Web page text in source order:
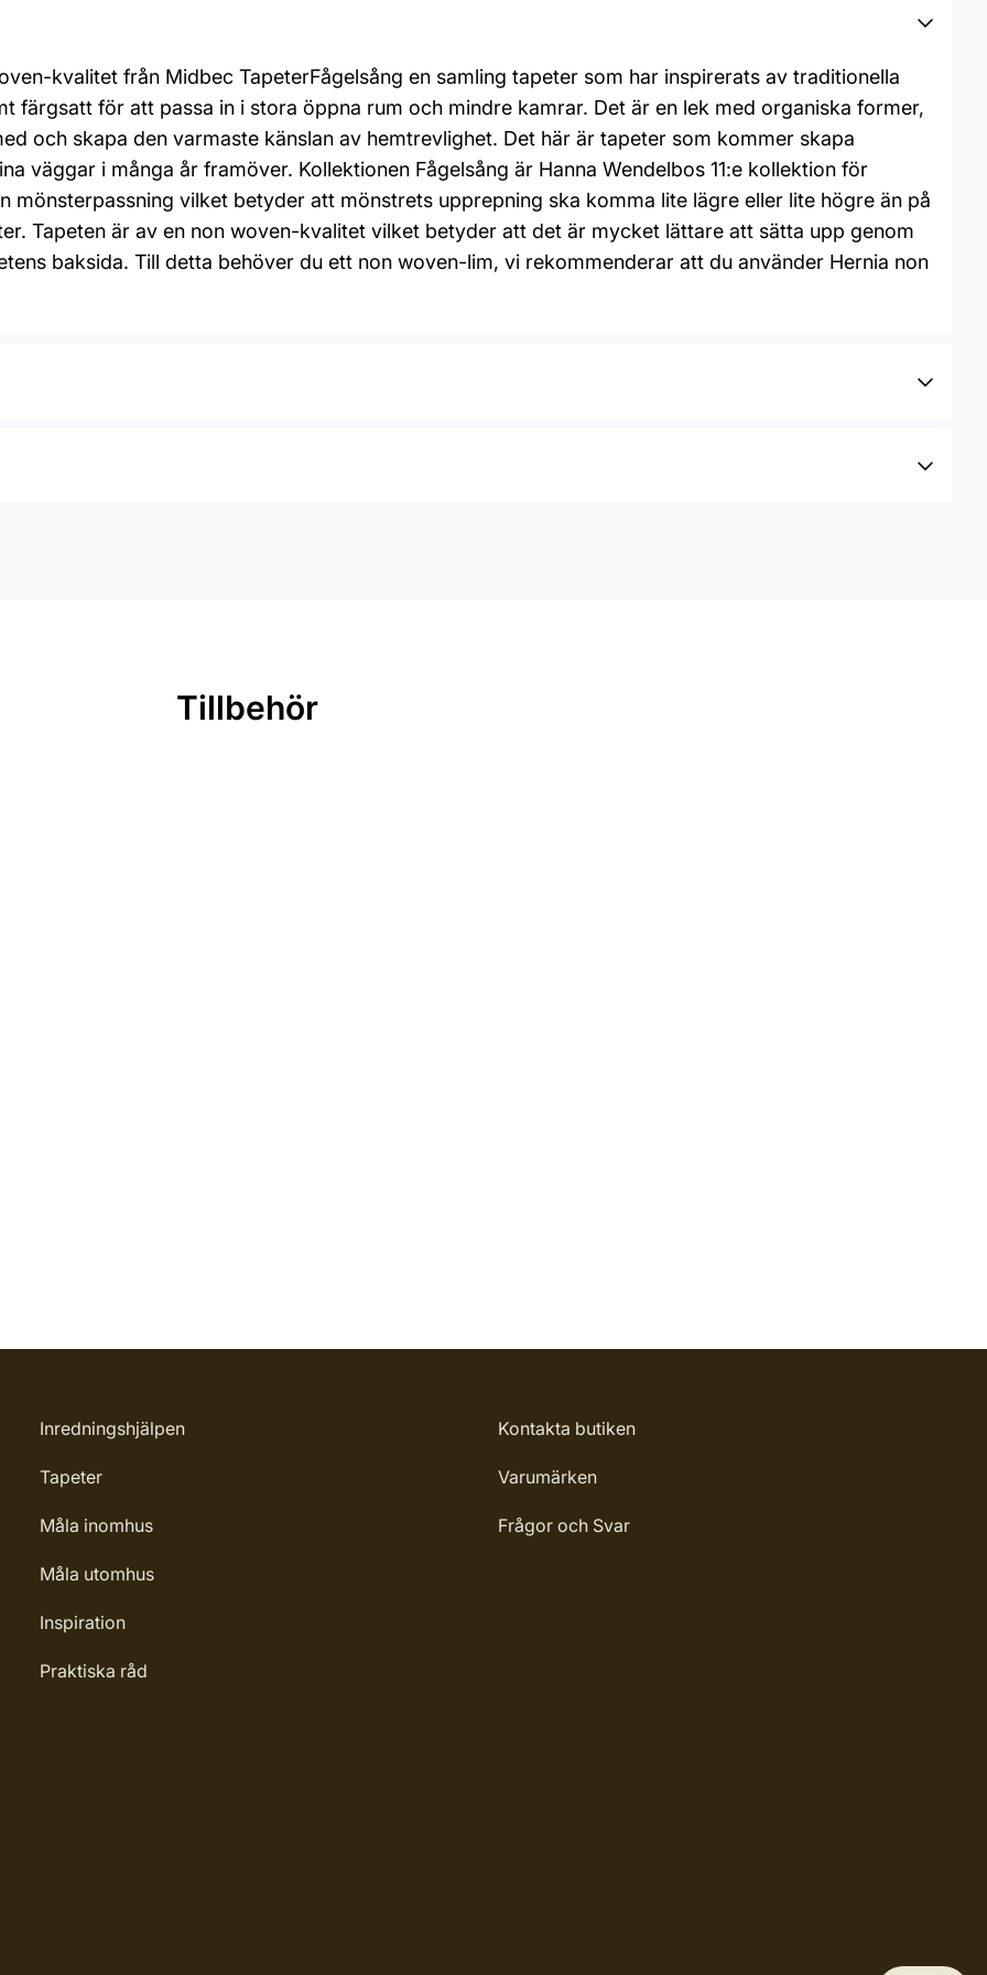
kvalitet från Midbec TapeterFågelsång en samling tapeter som har inspirerats av traditionella
färgsatt för att passa in i stora öppna rum och mindre kamrar. Det är en lek med organiska former,
och skapa den varmaste känslan av hemtrevlighet. Det här är tapeter som kommer skapa
väggar i många år framöver. Kollektionen Fågelsång är Hanna Wendelbos 11:e kollektion för
mönsterpassning vilket betyder att mönstrets upprepning ska komma lite lägre eller lite högre än på
Tapeten är av en non woven-kvalitet vilket betyder att det är mycket lättare att sätta upp genom
baksida. Till detta behöver du ett non woven-lim, vi rekommenderar att du använder Hernia non
Tillbehör
Inredningshjälpen
Tapeter
Måla inomhus
Måla utomhus
Inspiration
Praktiska råd
Kontakta butiken
Varumärken
Frågor och Svar